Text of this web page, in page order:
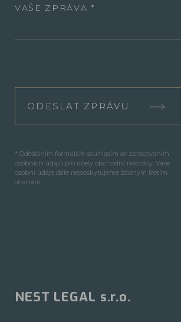
VAŠE ZPRÁVA
ODESLAT ZPRÁVU
* Odesláním formuláře souhlasím se zpracováním
osobních údajů pro účely obchodní nabídky. Vaše
osobní údaje dále neposkytujeme žádným třetím
stranám.
NEST LEGAL s.r.o.